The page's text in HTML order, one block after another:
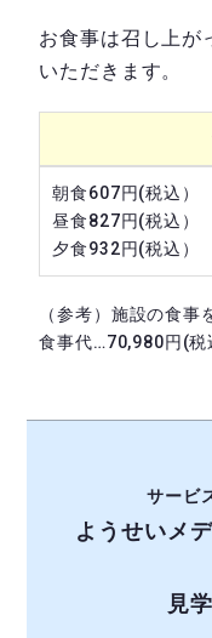
お食事は召し上が
いただきます。
朝食607円(税込）
昼食827円(税込）
夕食932円(税込）
（参考）施設の食
食事代…70,980円(税
サービ
ようせいメ
見